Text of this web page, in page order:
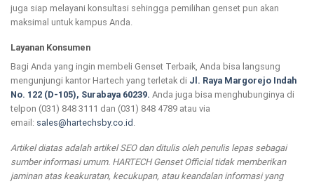
juga siap melayani konsultasi sehingga pemilihan genset pun akan
maksimal untuk kampus Anda.
Layanan Konsumen
Bagi Anda yang ingin membeli Genset Terbaik, Anda bisa langsung
mengunjungi kantor Hartech yang terletak di Jl. Raya Margorejo Indah
No. 122 (D-105), Surabaya 60239. Anda juga bisa menghubunginya di
telpon (031) 848 3111 dan (031) 848 4789 atau via
email: sales@hartechsby.co.id
Artikel diatas adalah artikel SEO dan ditulis oleh penulis lepas sebagai
sumber informasi umum. HARTECH Genset Official tidak memberikan
jaminan atas keakuratan, kecukupan, atau keandalan informasi yang